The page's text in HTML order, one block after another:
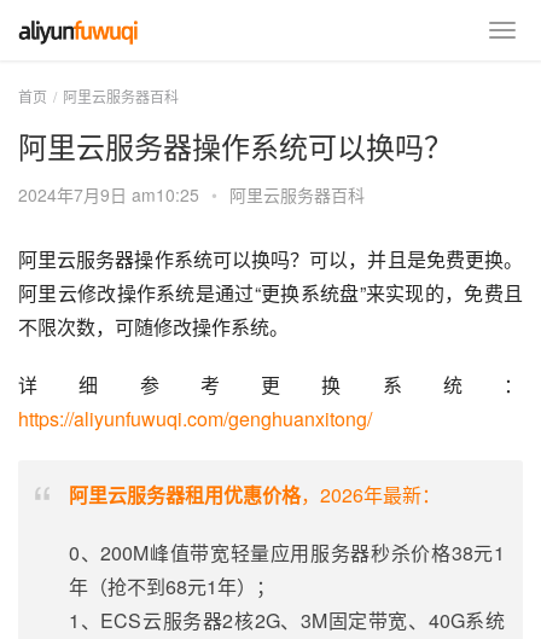
首页 阿里云服务器百科
阿里云服务器操作系统可以换吗？
2024年7月9日 am10:25 • 阿里云服务器百科
阿里云服务器操作系统可以换吗？可以，并且是免费更换。
阿里云修改操作系统是通过“更换系统盘”来实现的，免费且
不限次数，可随修改操作系统。
详细参考更换系统：
https://aliyunfuwuqi.com/genghuanxitong/
阿里云服务器租用优惠价格，2026年最新：
0、200M峰值带宽轻量应用服务器秒杀价格38元1
年（抢不到68元1年）；
1、ECS云服务器2核2G、3M固定带宽、40G系统